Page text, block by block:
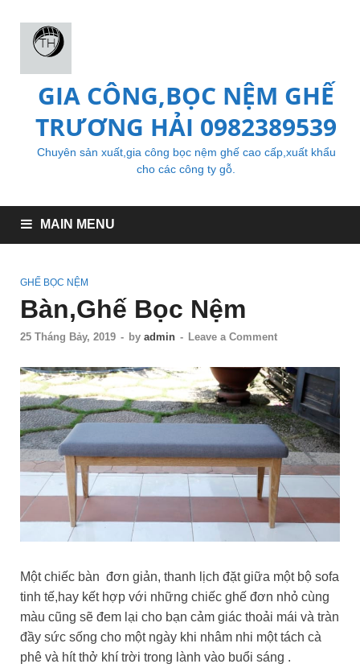
GIA CÔNG,BỌC NỆM GHẾ
TRƯƠNG HẢI 0982389539
Chuyên sản xuất,gia công bọc nệm ghế cao cấp,xuất khẩu
cho các công ty gỗ.
MAIN MENU
GHẾ BỌC NỆM
Bàn,Ghế Bọc Nệm
25 Tháng Bảy, 2019 - by admin - Leave a Comment
Một chiếc bàn đơn giản, thanh lịch đặt giữa một bộ sofa
tinh tế,hay kết hợp với những chiếc ghế đơn nhỏ cùng
màu cũng sẽ đem lại cho bạn cảm giác thoải mái và tràn
đầy sức sống cho một ngày khi nhâm nhi một tách cà
phê và hít thở khí trời trong lành vào buổi sáng .